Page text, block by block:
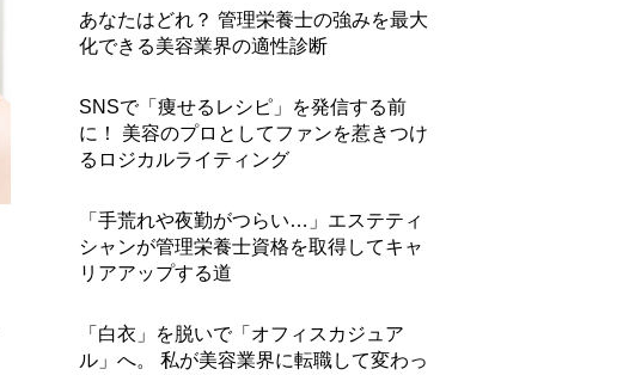
あなたはどれ？ 管理栄養士の強みを最大
化できる美容業界の適性診断
SNSで「痩せるレシピ」を発信する前
に！ 美容のプロとしてファンを惹きつけ
るロジカルライティング
「手荒れや夜勤がつらい…」エステティ
シャンが管理栄養士資格を取得してキャ
リアアップする道
「白衣」を脱いで「オフィスカジュア
ル」へ。 私が美容業界に転職して変わっ